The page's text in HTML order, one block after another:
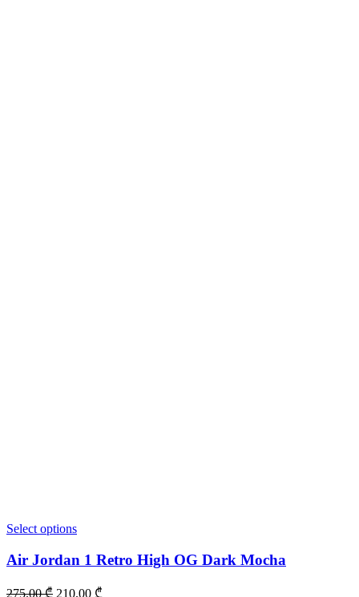
Select options
Air Jordan 1 Retro High OG Dark Mocha
275.00₾ 210.00 ₾